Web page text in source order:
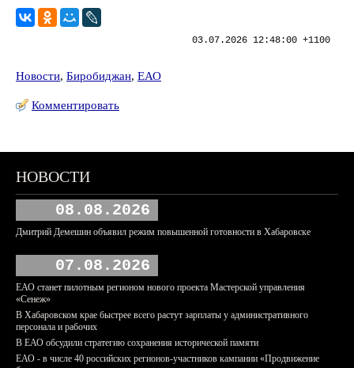
03.07.2026 12:48:00 +1100
Новости, Биробиджан, ЕАО
Комментировать
НОВОСТИ
08.08.2026
Дмитрий Демешин объявил режим повышенной готовности в Хабаровске
07.08.2026
ЕАО станет пилотным регионом нового проекта Мастерской управления
«Сенеж»
В Хабаровском крае быстрее всего растут зарплаты у административного
персонала и рабочих
В ЕАО обсудили стратегию сохранения исторической памяти
ЕАО - в числе 40 российских регионов-участников кампании «Продвижение